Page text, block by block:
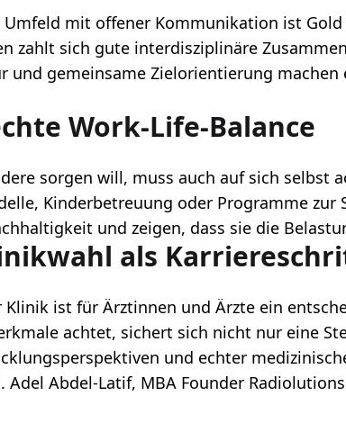
Umfeld mit offener Kommunikation ist
zahlt sich gute interdisziplinäre
und gemeinsame Zielorientierung
Work-Life-Balance
sorgen will, muss auch auf sich selbst
Kinderbetreuung oder Programme zur
und zeigen, dass sie die
als
Klinik ist für Ärztinnen und Ärzte ein
achtet, sichert sich nicht nur eine
und echter
Adel Abdel-Latif, MBA Founder